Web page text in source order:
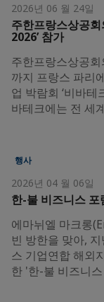
2026년 06 월 24일
주한프랑스상공
2026’ 참가
주한프랑스상공
까지 프랑스 파리
업 박람회 ‘비바테
바테크에는 전 세
행사
2026년 04 월 06일
한-불 비즈니스 포
에마뉘엘 마크롱
빈 방한을 맞아,
스 기업연합 해외
한 '한-불 비즈니